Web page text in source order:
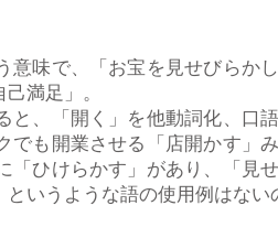
味で、「お宝を見せびらか
満足」。
、「開く」を他動詞化、口
も開業させる「店開かす」
ひけらかす」があり、「見
いうような語の使用例はない